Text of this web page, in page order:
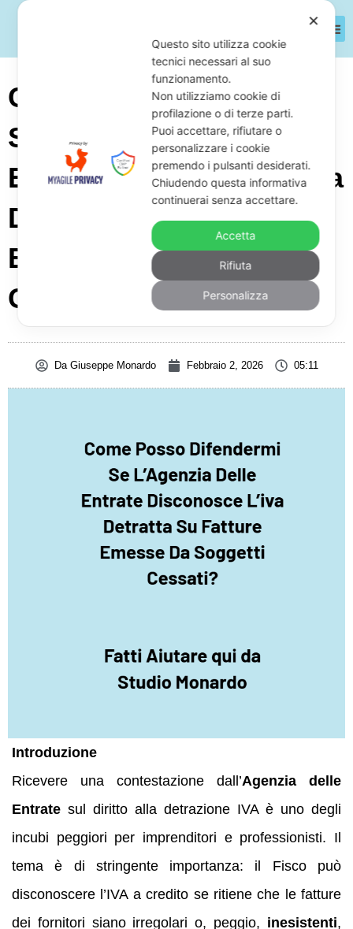
Come Posso Difendermi
Se L’Agenzia Delle
Entrate Disconosce L’iva
Detratta Su Fatture
Emesse Da Soggetti
Cessati
DaGiuseppe Monardo Febbraio 2, 2026 05:11
Introduzione
Ricevere una contestazione dall’Agenzia delle
Entrate sul diritto alla detrazione IVA è uno degli
incubi peggiori per imprenditori e professionisti. Il
tema è di stringente importanza: il Fisco può
disconoscere l’IVA a credito se ritiene che le fatture
dei fornitori siano irregolari o, peggio, inesistenti,
✕
Questo sito utilizza cookie
tecnici necessari al suo
funzionamento.
Non utilizziamo cookie di
profilazione o di terze parti.
Puoi accettare, rifiutare o
personalizzare i cookie
premendo i pulsanti desiderati.
Chiudendo questa informativa
continuerai senza accettare.
Accetta
Rifiuta
Personalizza